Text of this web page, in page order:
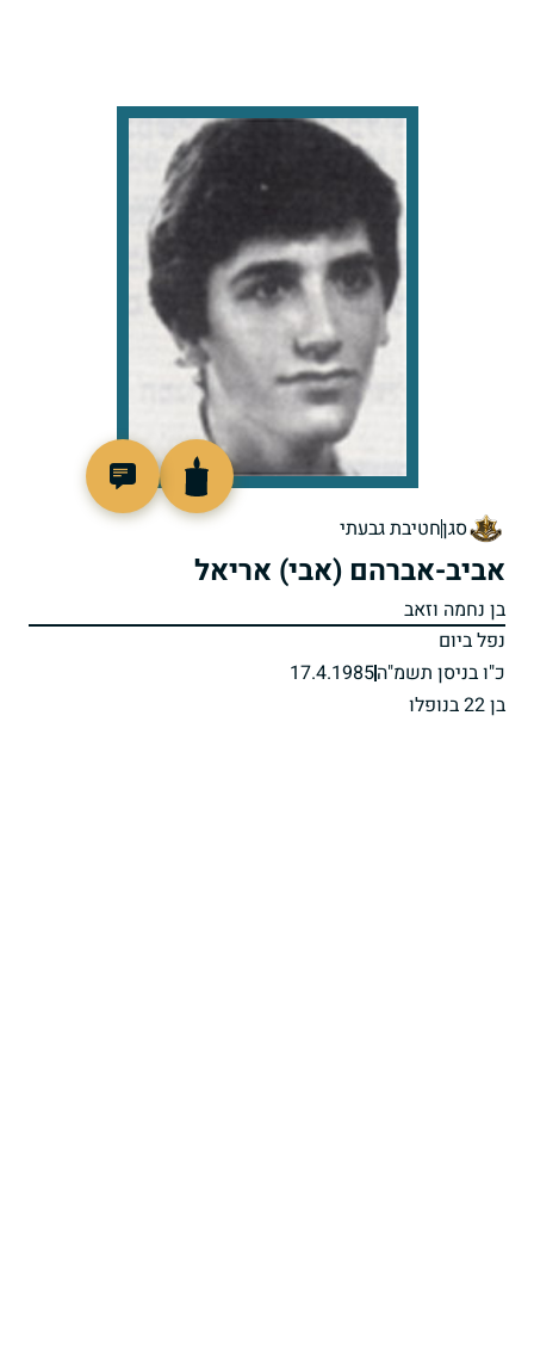
סגןחטיבת גבעתי
אביב-אברהם (אבי) אריאל
בן נחמה וזאב
נפל ביום
כ"ו בניסן תשמ"ה17.4.1985
בן 22 בנופלו